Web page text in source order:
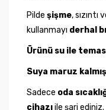
Pilde şişme, sızıntı
kullanmayı derhal
Ürünü su ile
Suya maruz
Sadece oda
cihazıile şarj ediniz.